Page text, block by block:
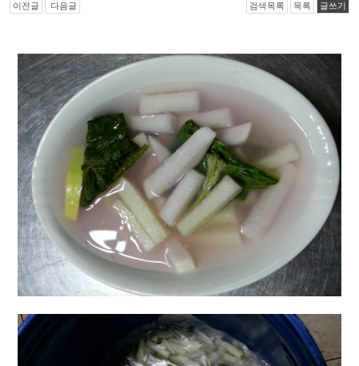
이전글 다음글 검색목록 목록 글쓰기